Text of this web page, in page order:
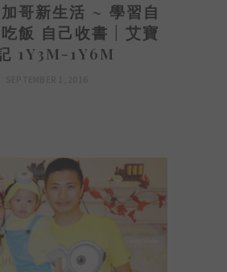
哥新生活 ~ 學習自
飯 自己收書 | 艾寶
1Y3M-1Y6M